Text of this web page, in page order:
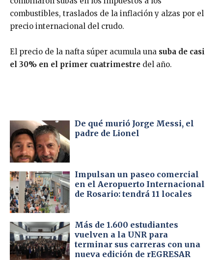
combustibles, traslados de la inflación y alzas por el
precio internacional del crudo.
El precio de la nafta súper acumula una suba de casi
el 30% en el primer cuatrimestre del año.
De qué murió Jorge Messi, el
padre de Lionel
Impulsan un paseo comercial
en el Aeropuerto Internacional
de Rosario: tendrá 11 locales
Más de 1.600 estudiantes
vuelven a la UNR para
terminar sus carreras con una
nueva edición de rEGRESAR